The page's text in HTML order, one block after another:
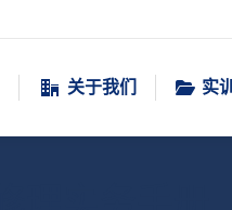
关于我们 实